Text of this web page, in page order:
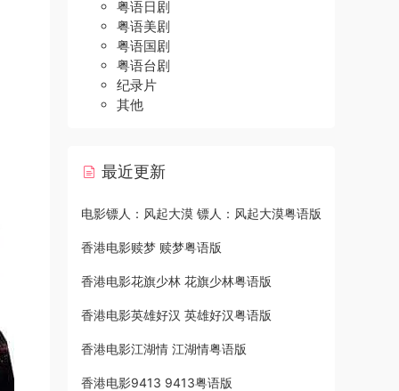
粤语日剧
粤语美剧
粤语国剧
粤语台剧
纪录片
其他
最近更新
电影镖人：风起大漠 镖人：风起大漠粤语版
香港电影赎梦 赎梦粤语版
香港电影花旗少林 花旗少林粤语版
香港电影英雄好汉 英雄好汉粤语版
香港电影江湖情 江湖情粤语版
香港电影9413 9413粤语版